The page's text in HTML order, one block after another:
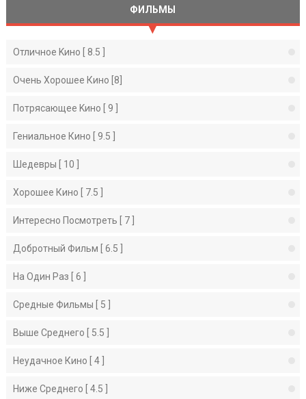
ФИЛЬМЫ
Отличное Kино [ 8.5 ]
Очень Хорошее Кино [8]
Потрясающее Kино [ 9 ]
Гениальное Кино [ 9.5 ]
Шедевры [ 10 ]
Хорошее Кино [ 7.5 ]
Интересно Посмотреть [ 7 ]
Добротный Фильм [ 6.5 ]
На Один Раз [ 6 ]
Средные Фильмы [ 5 ]
Выше Среднего [ 5.5 ]
Неудачное Кино [ 4 ]
Ниже Среднего [ 4.5 ]